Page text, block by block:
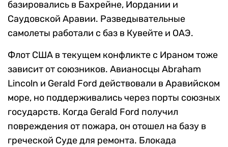
базировались в Бахрейне, Иордании и
Саудовской Аравии. Разведывательные
самолеты работали с баз в Кувейте и ОАЭ.
Флот США в текущем конфликте с Ираном тоже
зависит от союзников. Авианосцы Abraham
Lincoln и Gerald Ford действовали в Аравийском
море, но поддерживались через порты союзных
государств. Когда Gerald Ford получил
повреждения от пожара, он отошел на базу в
греческой Суде для ремонта. Блокада